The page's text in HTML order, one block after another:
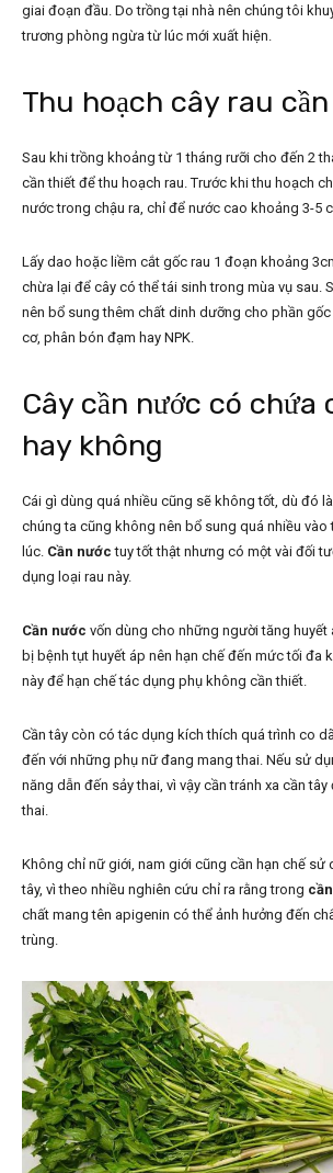
giai đoạn đầu. Do trồng tại nhà nên chúng tôi
trương phòng ngừa từ lúc mới xuất hiện.
Thu hoạch cây rau cần
Sau khi trồng khoảng từ 1 tháng rưỡi cho đến 2
cần thiết để thu hoạch rau. Trước khi thu hoạch
nước trong chậu ra, chỉ để nước cao khoảng 3-5
Lấy dao hoặc liềm cắt gốc rau 1 đoạn khoảng
chừa lại để cây có thể tái sinh trong mùa vụ sau.
nên bổ sung thêm chất dinh dưỡng cho phần
cơ, phân bón đạm hay NPK.
Cây cần nước có chứa
hay không
Cái gì dùng quá nhiều cũng sẽ không tốt, dù đó
chúng ta cũng không nên bổ sung quá nhiều
lúc. Cần nước tuy tốt thật nhưng có một vài đối
dụng loại rau này.
Cần nước vốn dùng cho những người tăng huyết
bị bệnh tụt huyết áp nên hạn chế đến mức tối đa
này để hạn chế tác dụng phụ không cần thiết.
Cần tây còn có tác dụng kích thích quá trình co
đến với những phụ nữ đang mang thai. Nếu sử
năng dẫn đến sảy thai, vì vậy cần tránh xa cần
thai.
Không chỉ nữ giới, nam giới cũng cần hạn chế sử
tây, vì theo nhiều nghiên cứu chỉ ra rằng trong
chất mang tên apigenin có thể ảnh hưởng đến
trùng.